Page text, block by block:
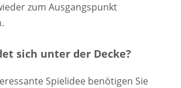
zum Ausgangspunkt
sich unter der Decke?
Spielidee benötigen Sie